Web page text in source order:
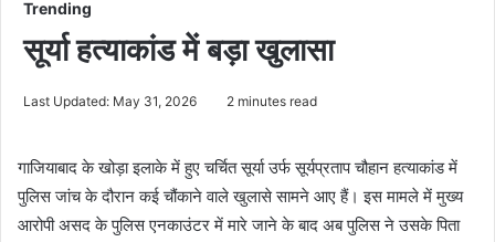
Trending
सूर्या हत्याकांड में बड़ा खुलासा
Last Updated: May 31, 2026 2 minutes read
गाजियाबाद के खोड़ा इलाके में हुए चर्चित सूर्या उर्फ सूर्यप्रताप चौहान हत्याकांड में
पुलिस जांच के दौरान कई चौंकाने वाले खुलासे सामने आए हैं। इस मामले में मुख्य
आरोपी असद के पुलिस एनकाउंटर में मारे जाने के बाद अब पुलिस ने उसके पिता